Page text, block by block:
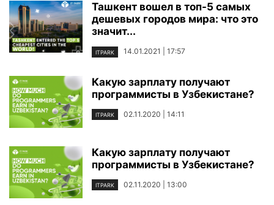
Ташкент вошел в топ-5 самых
дешевых городов мира: что это
значит...
ITPARK 14.01.2021 | 17:57
Какую зарплату получают
программисты в Узбекистане?
ITPARK 02.11.2020 | 14:11
Какую зарплату получают
программисты в Узбекистане?
ITPARK 02.11.2020 | 13:00